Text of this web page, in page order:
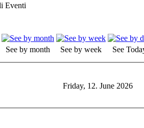
Eventi
See by month See by week See
Friday, 12. June 2026